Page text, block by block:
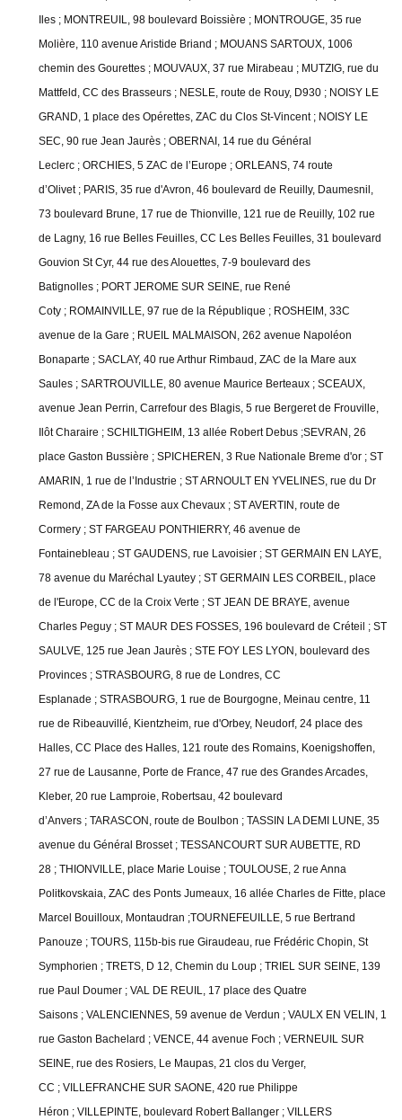
Iles ; MONTREUIL, 98 boulevard Boissière ; MONTROUGE, 35 rue
Molière, 110 avenue Aristide Briand ; MOUANS SARTOUX, 1006
chemin des Gourettes ; MOUVAUX, 37 rue Mirabeau ; MUTZIG, rue du
Mattfeld, CC des Brasseurs ; NESLE, route de Rouy, D930 ; NOISY LE
GRAND, 1 place des Opérettes, ZAC du Clos St-Vincent ; NOISY LE
SEC, 90 rue Jean Jaurès ; OBERNAI, 14 rue du Général
Leclerc ; ORCHIES, 5 ZAC de l’Europe ; ORLEANS, 74 route
d’Olivet ; PARIS, 35 rue d'Avron, 46 boulevard de Reuilly, Daumesnil,
73 boulevard Brune, 17 rue de Thionville, 121 rue de Reuilly, 102 rue
de Lagny, 16 rue Belles Feuilles, CC Les Belles Feuilles, 31 boulevard
Gouvion St Cyr, 44 rue des Alouettes, 7-9 boulevard des
Batignolles ; PORT JEROME SUR SEINE, rue René
Coty ; ROMAINVILLE, 97 rue de la République ; ROSHEIM, 33C
avenue de la Gare ; RUEIL MALMAISON, 262 avenue Napoléon
Bonaparte ; SACLAY, 40 rue Arthur Rimbaud, ZAC de la Mare aux
Saules ; SARTROUVILLE, 80 avenue Maurice Berteaux ; SCEAUX,
avenue Jean Perrin, Carrefour des Blagis, 5 rue Bergeret de Frouville,
Ilôt Charaire ; SCHILTIGHEIM, 13 allée Robert Debus ;SEVRAN, 26
place Gaston Bussière ; SPICHEREN, 3 Rue Nationale Breme d'or ; ST
AMARIN, 1 rue de l’Industrie ; ST ARNOULT EN YVELINES, rue du Dr
Remond, ZA de la Fosse aux Chevaux ; ST AVERTIN, route de
Cormery ; ST FARGEAU PONTHIERRY, 46 avenue de
Fontainebleau ; ST GAUDENS, rue Lavoisier ; ST GERMAIN EN LAYE,
78 avenue du Maréchal Lyautey ; ST GERMAIN LES CORBEIL, place
de l'Europe, CC de la Croix Verte ; ST JEAN DE BRAYE, avenue
Charles Peguy ; ST MAUR DES FOSSES, 196 boulevard de Créteil ; ST
SAULVE, 125 rue Jean Jaurès ; STE FOY LES LYON, boulevard des
Provinces ; STRASBOURG, 8 rue de Londres, CC
Esplanade ; STRASBOURG, 1 rue de Bourgogne, Meinau centre, 11
rue de Ribeauvillé, Kientzheim, rue d'Orbey, Neudorf, 24 place des
Halles, CC Place des Halles, 121 route des Romains, Koenigshoffen,
27 rue de Lausanne, Porte de France, 47 rue des Grandes Arcades,
Kleber, 20 rue Lamproie, Robertsau, 42 boulevard
d’Anvers ; TARASCON, route de Boulbon ; TASSIN LA DEMI LUNE, 35
avenue du Général Brosset ; TESSANCOURT SUR AUBETTE, RD
28 ; THIONVILLE, place Marie Louise ; TOULOUSE, 2 rue Anna
Politkovskaia, ZAC des Ponts Jumeaux, 16 allée Charles de Fitte, place
Marcel Bouilloux, Montaudran ;TOURNEFEUILLE, 5 rue Bertrand
Panouze ; TOURS, 115b-bis rue Giraudeau, rue Frédéric Chopin, St
Symphorien ; TRETS, D 12, Chemin du Loup ; TRIEL SUR SEINE, 139
rue Paul Doumer ; VAL DE REUIL, 17 place des Quatre
Saisons ; VALENCIENNES, 59 avenue de Verdun ; VAULX EN VELIN, 1
rue Gaston Bachelard ; VENCE, 44 avenue Foch ; VERNEUIL SUR
SEINE, rue des Rosiers, Le Maupas, 21 clos du Verger,
CC ; VILLEFRANCHE SUR SAONE, 420 rue Philippe
Héron ; VILLEPINTE, boulevard Robert Ballanger ; VILLERS